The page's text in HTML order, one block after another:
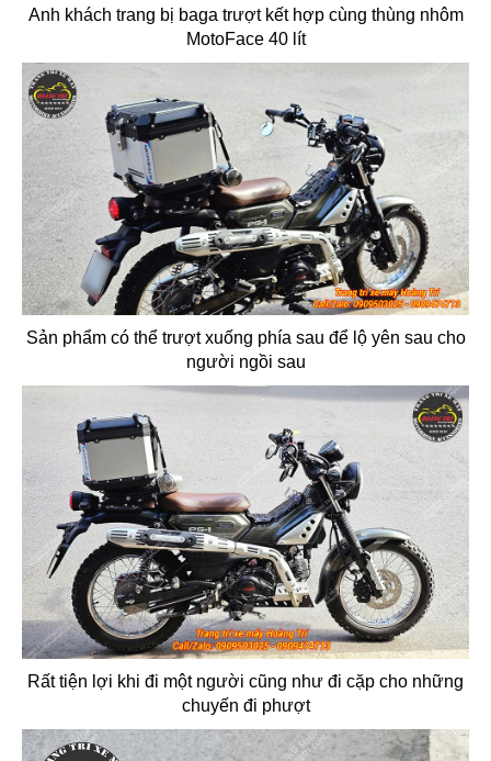
Anh khách trang bị baga trượt kết hợp cùng thùng nhôm
MotoFace 40 lít
Sản phẩm có thể trượt xuống phía sau để lộ yên sau cho
người ngồi sau
Rất tiện lợi khi đi một người cũng như đi cặp cho những
chuyến đi phượt